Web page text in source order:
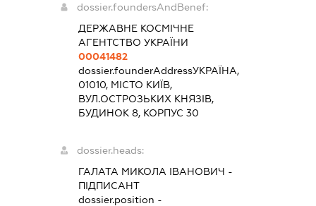
dossier.foundersAndBenef:
ДЕРЖАВНЕ КОСМІЧНЕ
АГЕНТСТВО УКРАЇНИ
00041482
dossier.founderAddressУКРАЇНА,
01010, МІСТО КИЇВ,
ВУЛ.ОСТРОЗЬКИХ КНЯЗІВ,
БУДИНОК 8, КОРПУС 30
dossier.heads:
ГАЛАТА МИКОЛА ІВАНОВИЧ -
ПІДПИСАНТ
dossier.position -